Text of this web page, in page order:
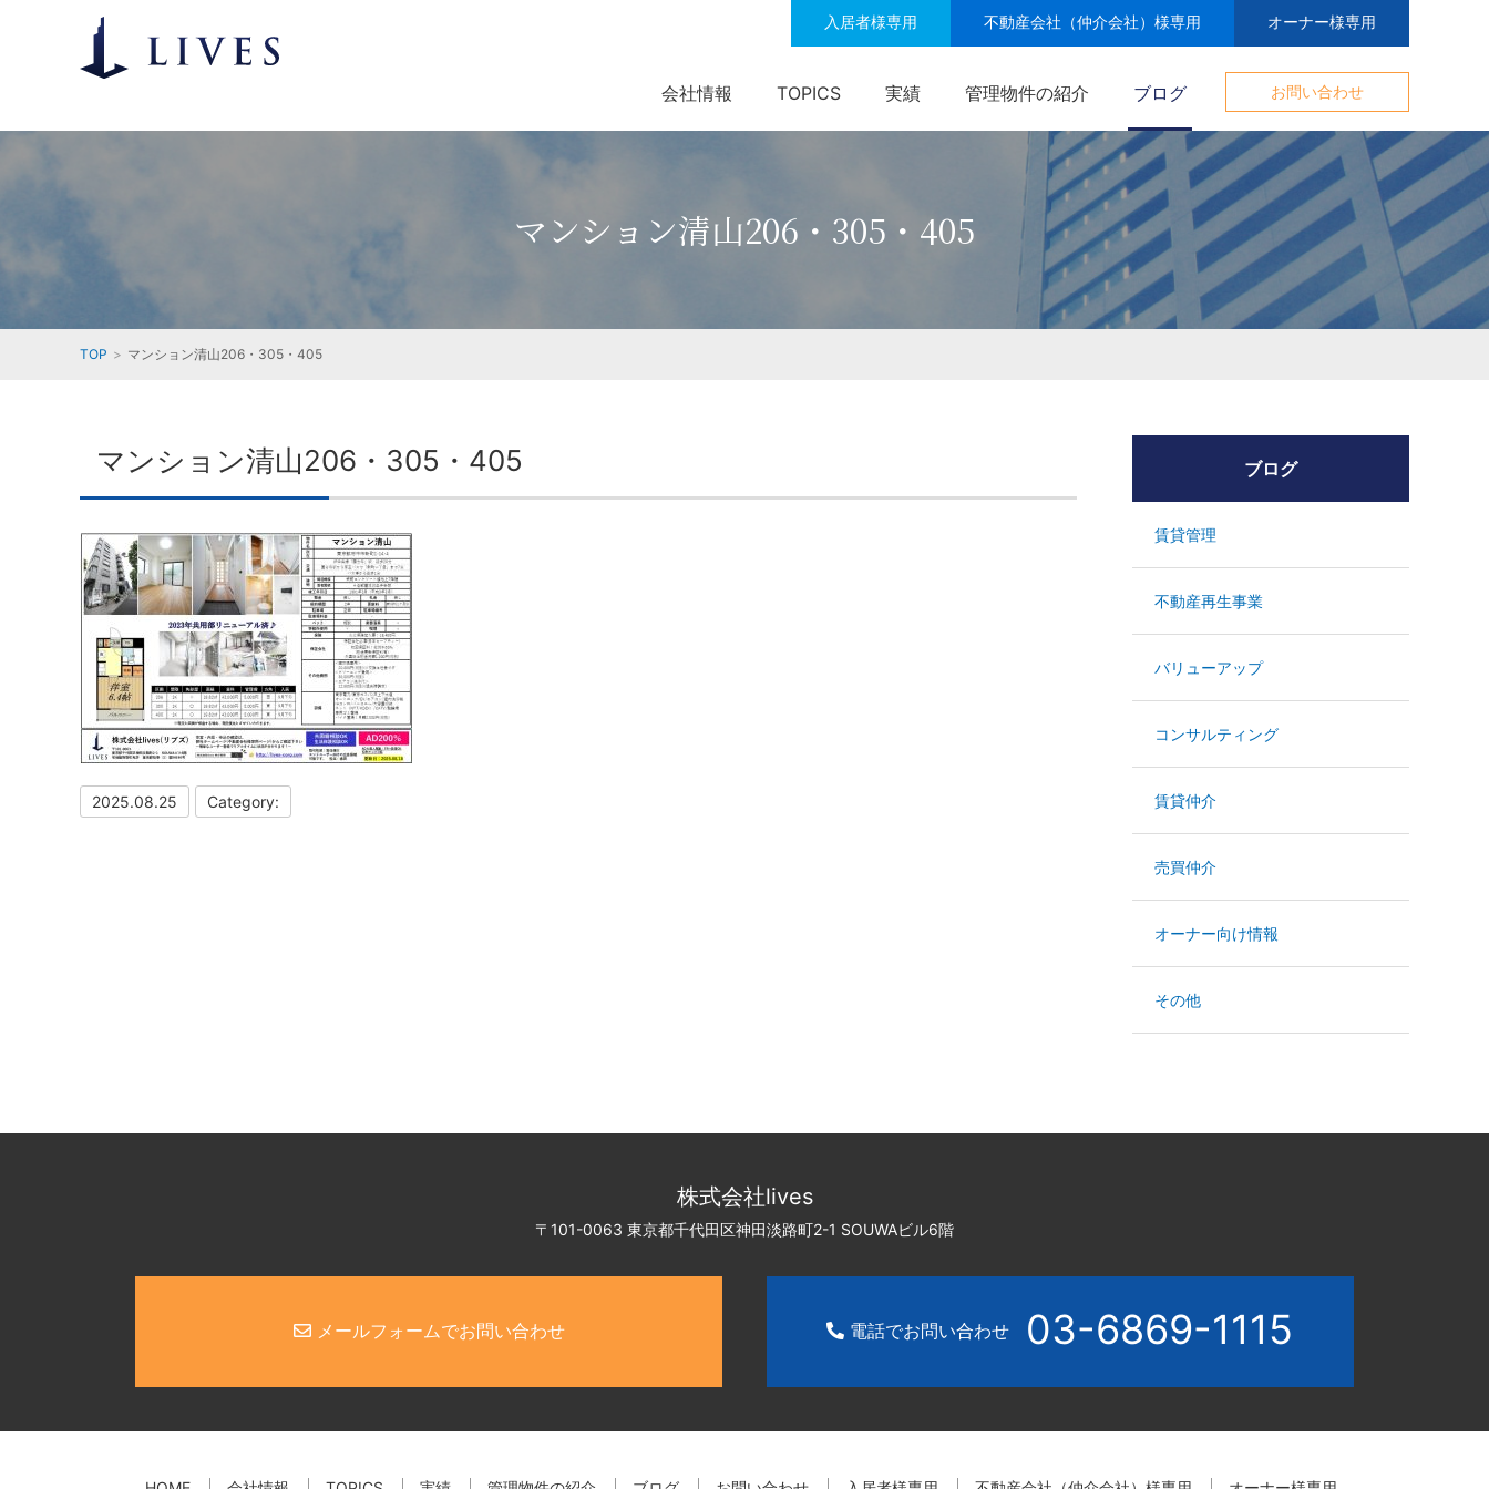
入居者様専用 不動産会社（仲介会社）様専用 オーナー様専用
会社情報 TOPICS 実績 管理物件の紹介 ブログ お問い合わせ
マンション清山206・305・405
TOP マンション清山206・305・405
マンション清山206・305・405
2025.08.25 Category:
ブログ
賃貸管理
不動産再生事業
バリューアップ
コンサルティング
賃貸仲介
売買仲介
オーナー向け情報
その他
株式会社lives
〒101-0063 東京都千代田区神田淡路町2-1 SOUWAビル6階
メールフォームでお問い合わせ 電話でお問い合わせ 03-6869-1115